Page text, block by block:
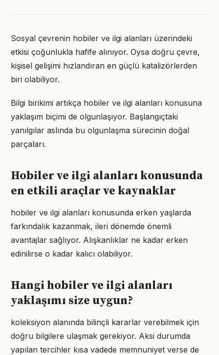
Sosyal çevrenin hobiler ve ilgi alanları üzerindeki
etkisi çoğunlukla hafife alınıyor. Oysa doğru çevre,
kişisel gelişimi hızlandıran en güçlü katalizörlerden
biri olabiliyor.
Bilgi birikimi artıkça hobiler ve ilgi alanları konusuna
yaklaşım biçimi de olgunlaşıyor. Başlangıçtaki
yanılgılar aslında bu olgunlaşma sürecinin doğal
parçaları.
Hobiler ve ilgi alanları konusunda
en etkili araçlar ve kaynaklar
hobiler ve ilgi alanları konusunda erken yaşlarda
farkındalık kazanmak, ileri dönemde önemli
avantajlar sağlıyor. Alışkanlıklar ne kadar erken
edinilirse o kadar kalıcı olabiliyor.
Hangi hobiler ve ilgi alanları
yaklaşımı size uygun?
koleksiyon alanında bilinçli kararlar verebilmek için
doğru bilgilere ulaşmak gerekiyor. Aksi durumda
yapılan tercihler kısa vadede memnuniyet verse de